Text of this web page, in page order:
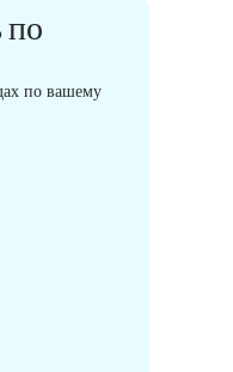
по
по вашему